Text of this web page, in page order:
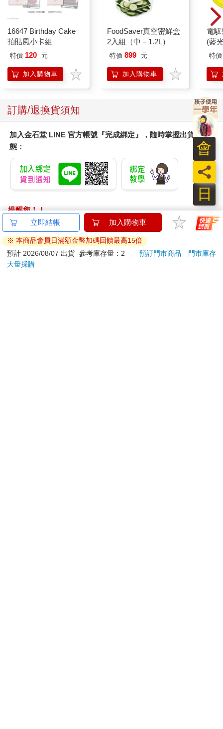
16647 Birthday Cake
拍貼風小卡組
特價 120 元
加入購物車
FoodSaver真空密鮮盒
2入組（中－1.2L）
特價 899 元
加入購物車
電
(藍
特價
訂購/退換貨須知
加入金石堂 LINE 官方帳號『完成綁定』，隨時掌握出貨動
態：
提醒您！！
金石堂及銀行均不會請您操作ATM! 如接獲電話要求您前往
ATM提款機，請不要聽從指示，以免受騙上當！
退換貨須知：
**提醒您，鑑賞期不等於試用期，退回商品須為全新狀態**
立即結帳 加入購物車
※ 本商品會員日滿額金幣加碼回饋最高15倍
預計 2026/08/07 出貨 參考庫存量：2 預訂門市商品
門市庫存
大量採購
日
員
會